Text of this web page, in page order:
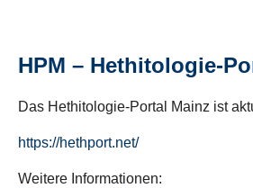
HPM – Hethitologie-
Das Hethitologie-Portal Mainz ist
https://hethport.net/
Weitere Informationen: